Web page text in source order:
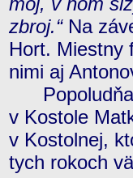
zbroj.“Na
Hort. Miestny
nimi aj
v Kostole
v Kostolnej,
tych rokoch